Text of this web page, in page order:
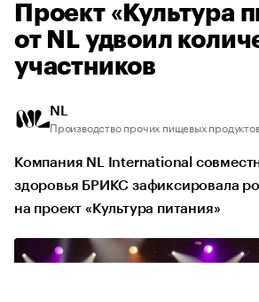
Проект «Культура
от NL удвоил
участников
NL
Производство прочих пищевых
Компания NL International
здоровья БРИКС зафиксировала
на проект «Культура питания»